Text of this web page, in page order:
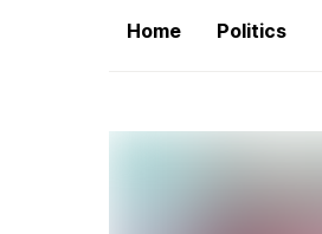
Home Politics